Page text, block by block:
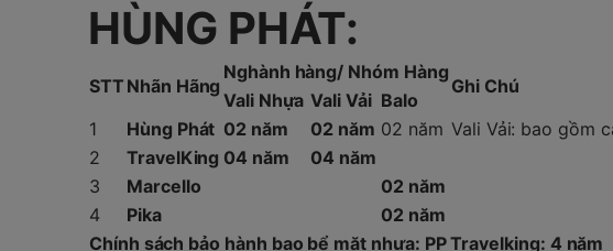
HÙNG PHÁT:
STT Nhãn Hãng
Nghành hàng/ Nhóm Hàng
Ghi Chú
Vali Nhựa Vali Vải Balo
1
Hùng Phát 02 năm 02 năm 02 năm Vali Vải: bao gồm
2
TravelKing 04 năm
04 năm
3
Marcello
02 năm
4
Pika
02 năm
Chính sách bảo hành bao bể mặt nhựa: PP Travelking: 4 năm